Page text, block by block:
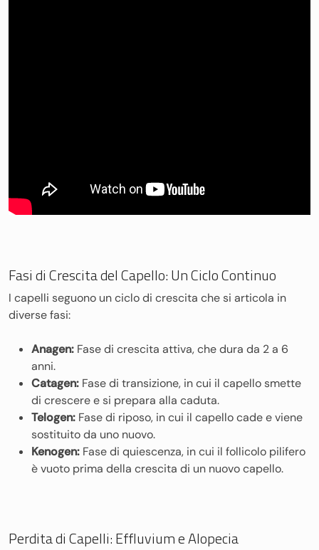
Fasi di Crescita del Capello: Un Ciclo Continuo
I capelli seguono un ciclo di crescita che si articola in
diverse fasi:
Anagen: Fase di crescita attiva, che dura da 2 a 6
anni.
Catagen: Fase di transizione, in cui il capello smette
di crescere e si prepara alla caduta.
Telogen: Fase di riposo, in cui il capello cade e viene
sostituito da uno nuovo.
Kenogen: Fase di quiescenza, in cui il follicolo pilifero
è vuoto prima della crescita di un nuovo capello.
Perdita di Capelli: Effluvium e Alopecia